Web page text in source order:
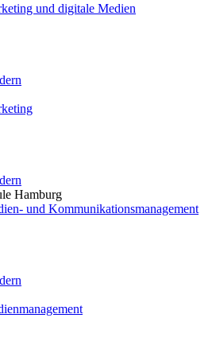
und digitale Medien
Hamburg
und Kommunikationsmanagement